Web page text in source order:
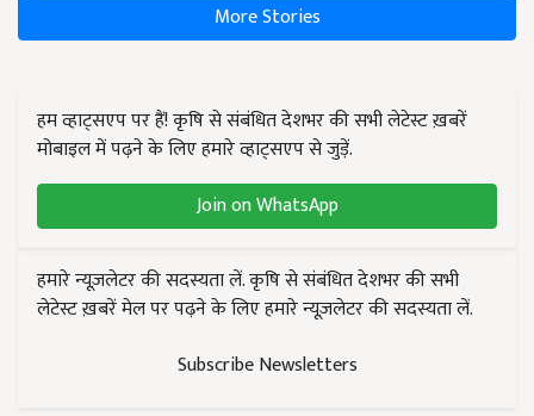
More Stories
हम व्हाट्सएप पर हैं! कृषि से संबंधित देशभर की सभी लेटेस्ट ख़बरें
मोबाइल में पढ़ने के लिए हमारे व्हाट्सएप से जुड़ें.
Join on WhatsApp
हमारे न्यूज़लेटर की सदस्यता लें. कृषि से संबंधित देशभर की सभी
लेटेस्ट ख़बरें मेल पर पढ़ने के लिए हमारे न्यूज़लेटर की सदस्यता लें.
Subscribe Newsletters